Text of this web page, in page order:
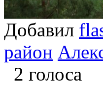
Добавил
район
2 голоса